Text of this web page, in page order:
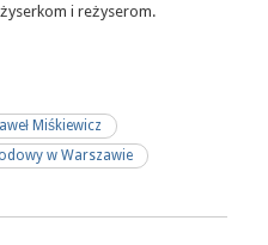
i reżyserom.
Miśkiewicz
w Warszawie